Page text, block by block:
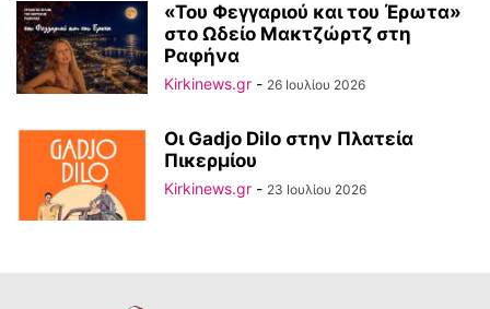
«Του Φεγγαριού και του Έρωτα»
στο Ωδείο Μακτζώρτζ στη
Ραφήνα
Kirkinews.gr - 26 Ιουλίου 2026
Οι Gadjo Dilo στην Πλατεία
Πικερμίου
Kirkinews.gr - 23 Ιουλίου 2026